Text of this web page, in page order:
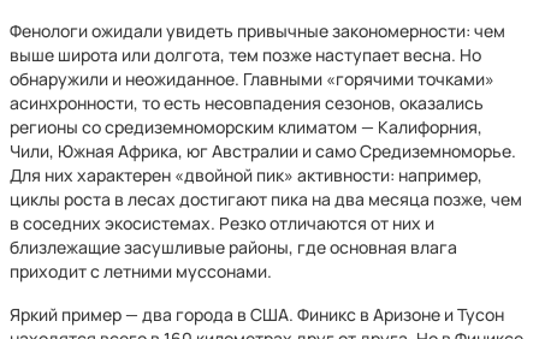
Фенологи ожидали увидеть привычные закономерности: чем
выше широта или долгота, тем позже наступает весна. Но
обнаружили и неожиданное. Главными «горячими точками»
асинхронности, то есть несовпадения сезонов, оказались
регионы со средиземноморским климатом — Калифорния,
Чили, Южная Африка, юг Австралии и само Средиземноморье.
Для них характерен «двойной пик» активности: например,
циклы роста в лесах достигают пика на два месяца позже, чем
в соседних экосистемах. Резко отличаются от них и
близлежащие засушливые районы, где основная влага
приходит с летними муссонами.
Яркий пример — два города в США. Финикс в Аризоне и Тусон